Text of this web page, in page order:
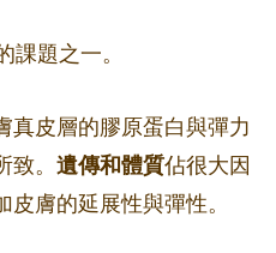
課題之一。
真皮層的膠原蛋白與彈力
。 遺傳和體質佔很大因
膚的延展性與彈性。